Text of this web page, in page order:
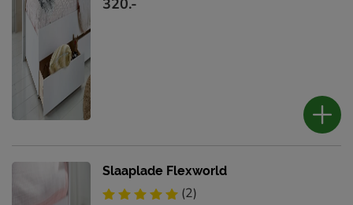
320.-
Slaaplade Flexworld
(2)